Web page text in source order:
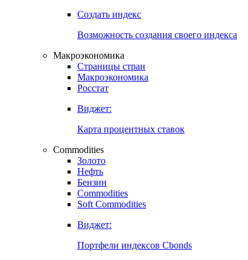
Создать индекс
Возможность создания своего индекса
Макроэкономика
Страницы стран
Макроэкономика
Росстат
Виджет:
Карта процентных ставок
Commodities
Золото
Нефть
Бензин
Commodities
Soft Commodities
Виджет:
Портфели индексов Cbonds